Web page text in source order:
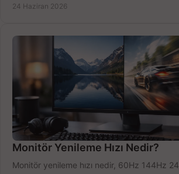
24 Haziran 2026
Monitör Yenileme Hızı Nedir?
Monitör yenileme hızı nedir, 60Hz 144Hz